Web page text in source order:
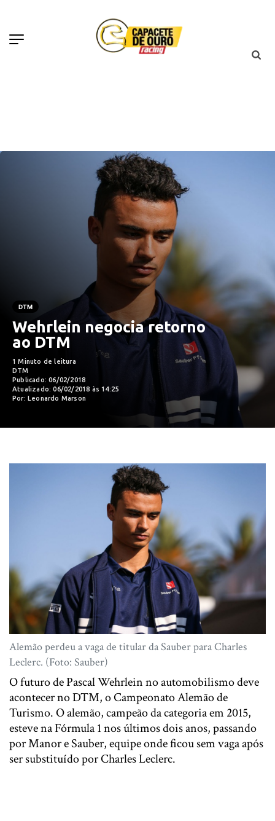
DTM
Wehrlein negocia retorno
ao DTM
1 Minuto de leitura
DTM
Publicado: 06/02/2018
Atualizado: 06/02/2018 às 14:25
Por: Leonardo Marson
Alemão perdeu a vaga de titular da Sauber para Charles
Leclerc. (Foto: Sauber)
O futuro de Pascal Wehrlein no automobilismo deve
acontecer no DTM, o Campeonato Alemão de
Turismo. O alemão, campeão da categoria em 2015,
esteve na Fórmula 1 nos últimos dois anos, passando
por Manor e Sauber, equipe onde ficou sem vaga após
ser substituído por Charles Leclerc.